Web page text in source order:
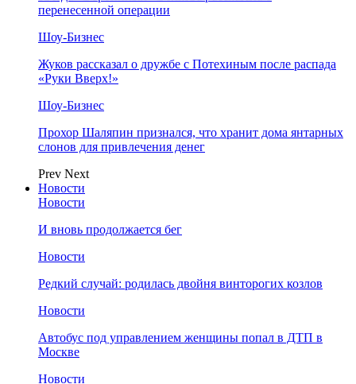
перенесенной операции
Шоу-Бизнес
Жуков рассказал о дружбе с Потехиным после распада
«Руки Вверх!»
Шоу-Бизнес
Прохор Шаляпин признался, что хранит дома янтарных
слонов для привлечения денег
Prev Next
Новости
Новости
И вновь продолжается бег
Новости
Редкий случай: родилась двойня винторогих козлов
Новости
Автобус под управлением женщины попал в ДТП в
Москве
Новости